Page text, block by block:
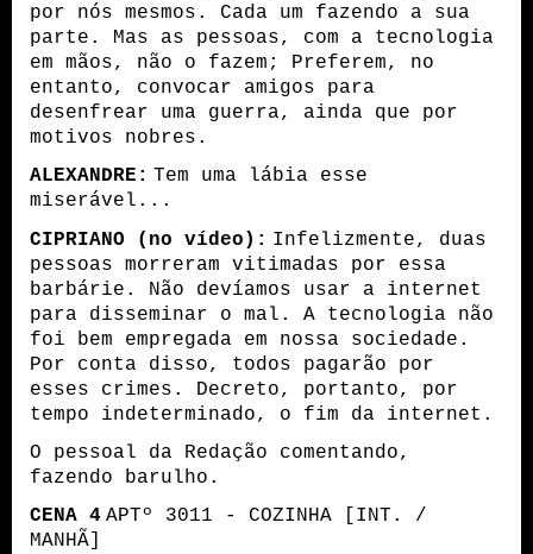
por nós mesmos. Cada um fazendo a sua
parte. Mas as pessoas, com a tecnologia
em mãos, não o fazem; Preferem, no
entanto, convocar amigos para
desenfrear uma guerra, ainda que por
motivos nobres.
ALEXANDRE: Tem uma lábia esse
miserável...
CIPRIANO (no vídeo): Infelizmente, duas
pessoas morreram vitimadas por essa
barbárie. Não devíamos usar a internet
para disseminar o mal. A tecnologia não
foi bem empregada em nossa sociedade.
Por conta disso, todos pagarão por
esses crimes. Decreto, portanto, por
tempo indeterminado, o fim da internet.
O pessoal da Redação comentando,
fazendo barulho.
CENA 4 APTº 3011 - COZINHA [INT. /
MANHÃ]